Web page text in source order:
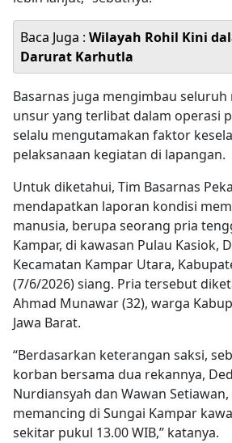
Baca Juga : Wilayah Rohil Kini
Darurat Karhutla
Basarnas juga mengimbau seluruh
unsur yang terlibat dalam operasi
selalu mengutamakan faktor
pelaksanaan kegiatan di lapangan.
Untuk diketahui, Tim Basarnas
mendapatkan laporan kondisi
manusia, berupa seorang pria
Kampar, di kawasan Pulau Kasiok,
Kecamatan Kampar Utara,
(7/6/2026) siang. Pria tersebut
Ahmad Munawar (32), warga
Jawa Barat.
“Berdasarkan keterangan saksi,
korban bersama dua rekannya,
Nurdiansyah dan Wawan
memancing di Sungai Kampar
sekitar pukul 13.00 WIB,” katanya.